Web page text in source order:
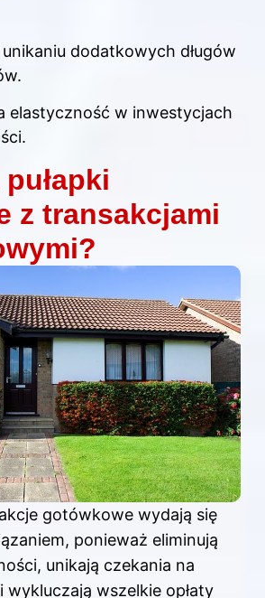
dodatkowych długów
elastyczność w inwestycjach
z transakcjami
gotówkowe wydają się
ponieważ eliminują
unikają czekania na
wykluczają wszelkie opłaty